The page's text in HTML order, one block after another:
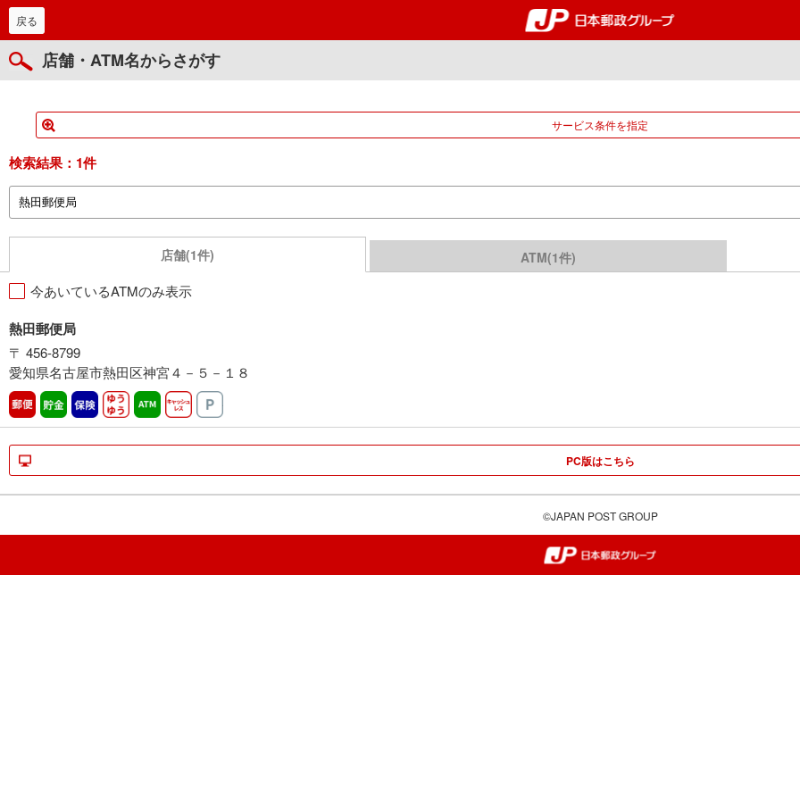
郵便局・日本郵政グループ
戻る
店舗・ATM名からさがす
サービス条件を指定
検索結果： 1件
店舗(1件) ATM(1件)
今あいているATMのみ表示
熱田郵便局
〒 456-8799
愛知県名古屋市熱田区神宮４－５－１８
郵便 貯金 保険 ゆうゆうATM営業中キャッシュレス
PC版はこちら
©JAPAN POST GROUP